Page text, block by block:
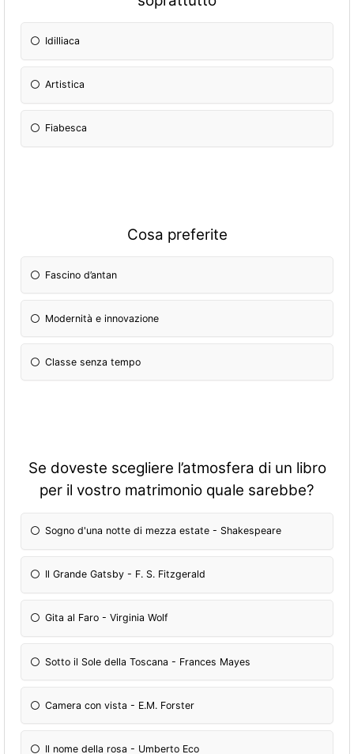
Idilliaca
Artistica
Fiabesca
Cosa preferite
Fascino d’antan
Modernità e innovazione
Classe senza tempo
Se doveste scegliere l’atmosfera di un libro
per il vostro matrimonio quale sarebbe?
Sogno d'una notte di mezza estate - Shakespeare
Il Grande Gatsby - F. S. Fitzgerald
Gita al Faro - Virginia Wolf
Sotto il Sole della Toscana - Frances Mayes
Camera con vista - E.M. Forster
Il nome della rosa - Umberto Eco